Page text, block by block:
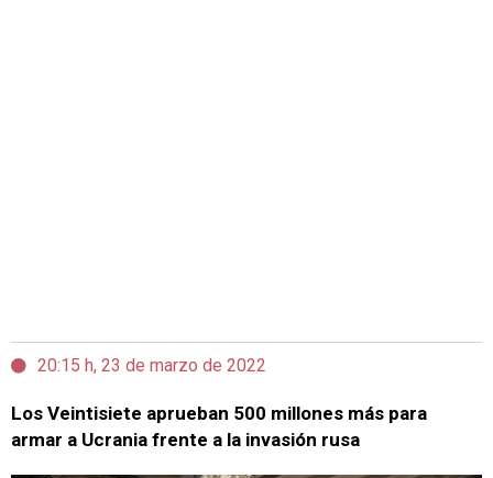
20:15 h, 23 de marzo de 2022
Los Veintisiete aprueban 500 millones más para
armar a Ucrania frente a la invasión rusa